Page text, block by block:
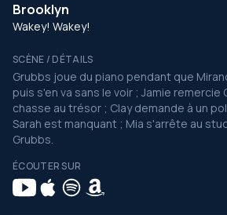
Brooklyn
Wakey! Wakey!
SCÈNE / DÉTAILS
Grubbs joue du piano pendant que
puis s'en va sans le voir ; Jamie remercie
chasse au trésor ; Clay demande à un
Sarah est manquant ; Mia s'arrête au
Grubbs.
ÉCOUTER SUR